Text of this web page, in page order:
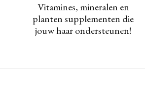
Vitamines, mineralen en
planten supplementen die
jouw haar ondersteunen!